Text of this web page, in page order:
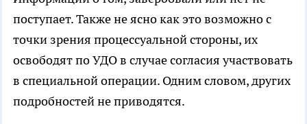
поступает. Также не ясно как это возможно с
точки зрения процессуальной стороны, их
освободят по УДО в случае согласия участвовать
в специальной операции. Одним словом, других
подробностей не приводятся.